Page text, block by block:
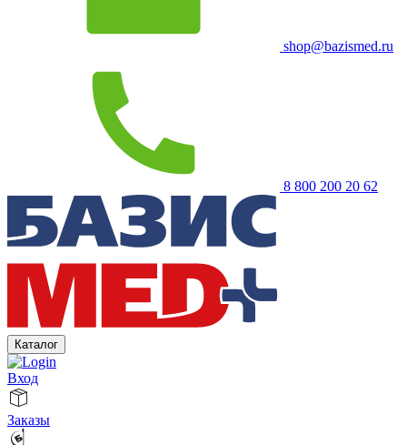
shop@bazismed.ru
8 800 200 20 62
Каталог
Вход
Заказы